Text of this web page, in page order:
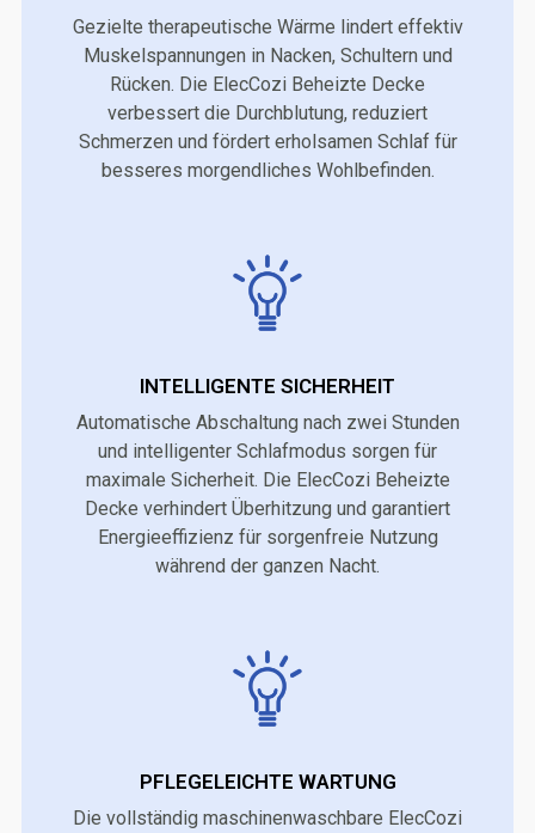
Gezielte therapeutische Wärme lindert effektiv
Muskelspannungen in Nacken, Schultern und
Rücken. Die ElecCozi Beheizte Decke
verbessert die Durchblutung, reduziert
Schmerzen und fördert erholsamen Schlaf für
besseres morgendliches Wohlbefinden.
INTELLIGENTE SICHERHEIT
Automatische Abschaltung nach zwei Stunden
und intelligenter Schlafmodus sorgen für
maximale Sicherheit. Die ElecCozi Beheizte
Decke verhindert Überhitzung und garantiert
Energieeffizienz für sorgenfreie Nutzung
während der ganzen Nacht.
PFLEGELEICHTE WARTUNG
Die vollständig maschinenwaschbare ElecCozi